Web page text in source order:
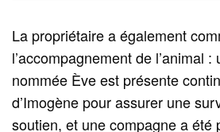
La propriétaire a également
l’accompagnement de l’animal
nommée Ève est présente
d’Imogène pour assurer une
soutien, et une compagne a été